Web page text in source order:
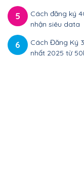
5
Cách đăng ký
nhận siêu data
6
Cách Đăng Ký
nhất 2025 từ